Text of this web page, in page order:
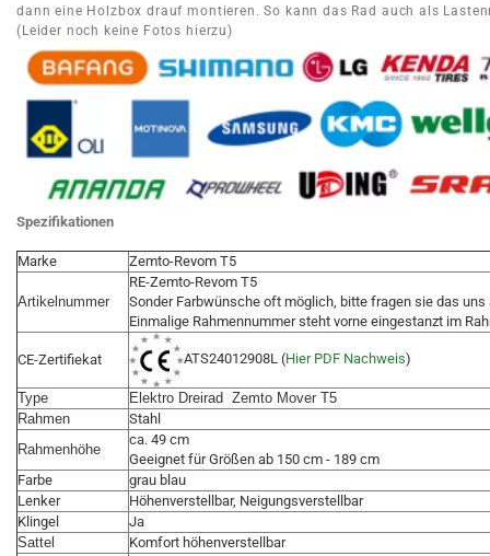
dann eine Holzbox drauf montieren. So kann das Rad auch als
(Leider noch keine Fotos hierzu)
Spezifikationen
Marke Zemto-Revom T5
Artikelnummer
RE-Zemto-Revom T5
Sonder Farbwünsche oft möglich, bitte fragen sie das
Einmalige Rahmennummer steht vorne eingestanzt im
CE-Zertifiekat ATS24012908L (Hier PDF Nachweis)
Type
Elektro Dreirad Zemto Mover T5
Rahmen
Stahl
Rahmenhöhe
ca. 49 cm
Geeignet für Größen ab 150 cm - 189 cm
Farbe
grau blau
Lenker
Höhenverstellbar, Neigungsverstellbar
Klingel
Ja
Sattel
Komfort höhenverstellbar